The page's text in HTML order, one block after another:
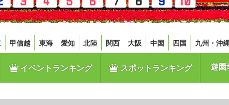
甲信越 東海 愛知 北陸 関西 大阪 中国 四国 九州・沖
イベントランキング スポットランキング 遊園